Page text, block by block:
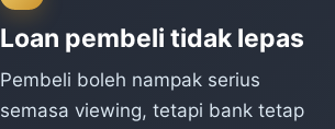
Loan pembeli tidak lepas
Pembeli boleh nampak serius
semasa viewing, tetapi bank tetap